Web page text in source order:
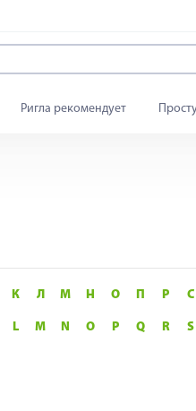
Ригла рекомендует
К Л М Н О П Р С
L M N O P Q R S